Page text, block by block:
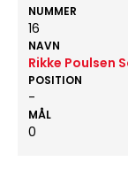
NUMMER
16
NAVN
Rikke Poulsen
POSITION
-
MÅL
0